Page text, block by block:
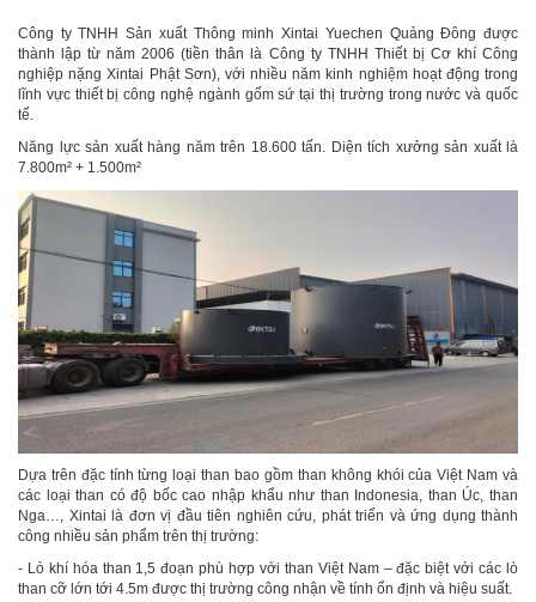
Công ty TNHH Sản xuất Thông minh Xintai Yuechen Quảng Đông được
thành lập từ năm 2006 (tiền thân là Công ty TNHH Thiết bị Cơ khí Công
nghiệp nặng Xintai Phật Sơn), với nhiều năm kinh nghiệm hoạt động trong
lĩnh vực thiết bị công nghệ ngành gốm sứ tại thị trường trong nước và quốc
tế.
Năng lực sản xuất hàng năm trên 18.600 tấn. Diện tích xưởng sản xuất là
7.800m² + 1.500m²
Dựa trên đặc tính từng loại than bao gồm than không khói của Việt Nam và
các loại than có độ bốc cao nhập khẩu như than Indonesia, than Úc, than
Nga…, Xintai là đơn vị đầu tiên nghiên cứu, phát triển và ứng dụng thành
công nhiều sản phẩm trên thị trường:
- Lò khí hóa than 1,5 đoạn phù hợp với than Việt Nam – đặc biệt với các lò
than cỡ lớn tới 4.5m được thị trường công nhận về tính ổn định và hiệu suất.